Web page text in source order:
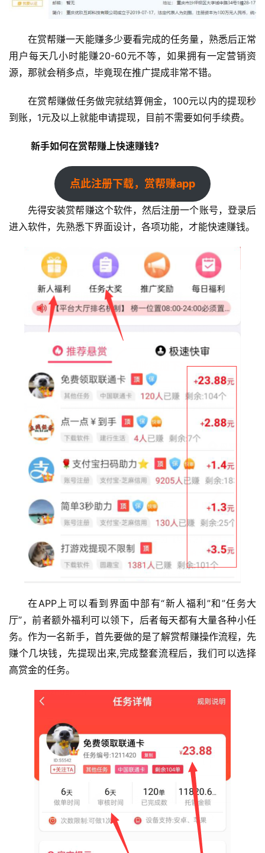
在赏帮赚一天能赚多少要看完成的任务量，熟悉后正常
用户每天几小时能赚20-60元不等，如果拥有一定营销资
源，那就会稍多点，毕竟现在推广提成非常不错。
在赏帮赚做任务做完就结算佣金，100元以内的提现秒
到账，1元及以上就能申请提现，目前不需要如何手续费。
新手如何在赏帮赚上快速赚钱?
点此注册下载，赏帮赚app
先得安装赏帮赚这个软件，然后注册一个账号，登录后
进入软件，先熟悉下界面设计，各项功能，才能快速赚钱。
在APP上可以看到界面中部有“新人福利”和”任务大
厅”，前者额外福利可以领下，后者每天都有大量各种小任
务。作为一名新手，首先要做的是了解赏帮赚操作流程，先
赚个几块钱，先提现出来,完成整套流程后，我们可以选择
高赏金的任务。